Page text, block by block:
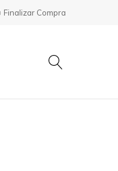
Finalizar Compra